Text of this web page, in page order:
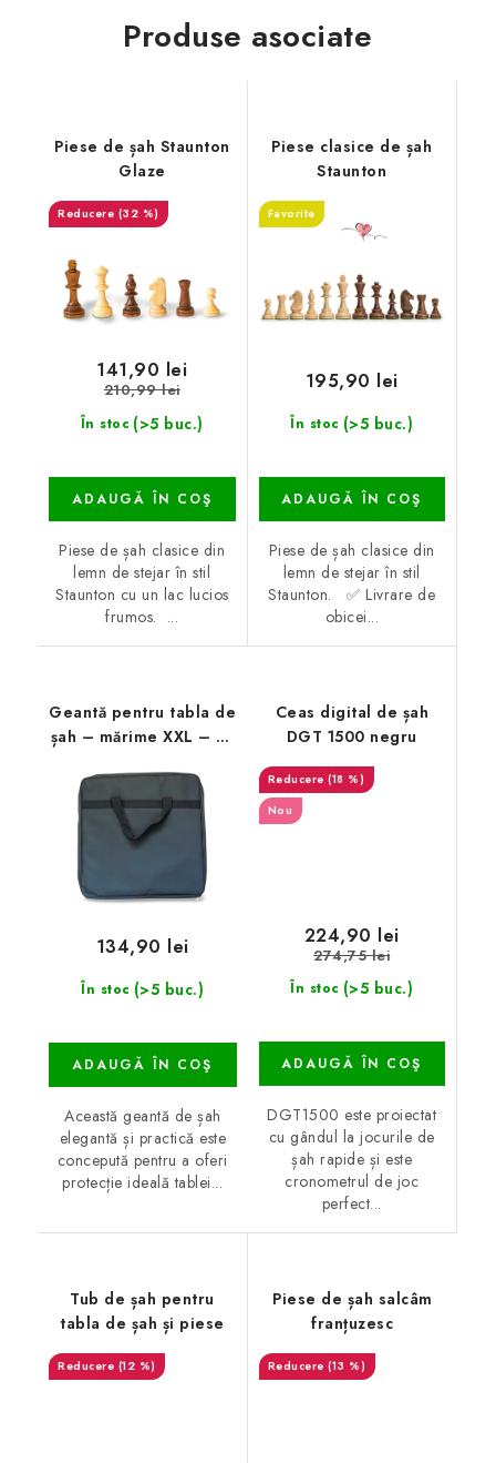
Produse asociate
Piese de șah Staunton
Glaze
(32 %)
În stoc (>5 buc.)
141,90 lei
210,99 lei
ADAUGĂ ÎN COŞ
Piese de șah clasice din
lemn de stejar în stil
Staunton cu un lac lucios
frumos. ...
Piese clasice de șah
Staunton
Favorite
În stoc (>5 buc.)
195,90 lei
ADAUGĂ ÎN COŞ
Piese de șah clasice din
lemn de stejar în stil
Staunton. ✅ Livrare de
obicei...
Geantă pentru tabla de
șah – mărime XXL – 55
În stoc (>5 buc.)
134,90 lei
ADAUGĂ ÎN COŞ
Această geantă de șah
elegantă și practică este
concepută pentru a oferi
protecție ideală tablei...
Ceas digital de șah
DGT 1500 negru
(18 %)
Nou
În stoc (>5 buc.)
224,90 lei
274,75 lei
ADAUGĂ ÎN COŞ
DGT1500 este proiectat
cu gândul la jocurile de
șah rapide și este
cronometrul de joc
perfect...
Tub de șah pentru
tabla de șah și piese
(12 %)
Piese de șah salcâm
franțuzesc
(13 %)